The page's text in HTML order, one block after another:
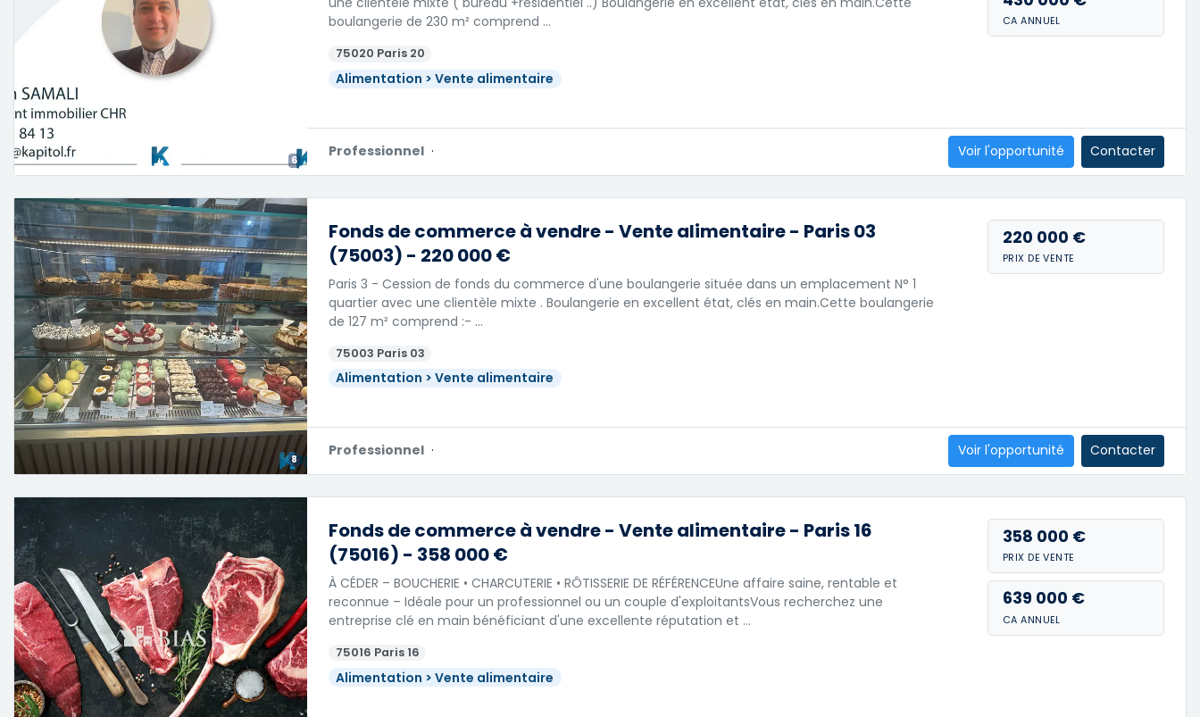
6
boulangerie de 230 m² comprend …
75020 Paris 20
Alimentation > Vente alimentaire
CA ANNUEL
Professionnel · Voir l'opportunité Contacter
8
Fonds de commerce à vendre - Vente alimentaire - Paris 03
(75003) - 220 000 €
Paris 3 - Cession de fonds du commerce d'une boulangerie située dans un emplacement N° 1
quartier avec une clientèle mixte . Boulangerie en excellent état, clés en main.Cette boulangerie
de 127 m² comprend :- …
75003 Paris 03
Alimentation > Vente alimentaire
220 000 €
PRIX DE VENTE
Professionnel · Voir l'opportunité Contacter
Fonds de commerce à vendre - Vente alimentaire - Paris 16
(75016) - 358 000 €
À CÉDER – BOUCHERIE • CHARCUTERIE • RÔTISSERIE DE RÉFÉRENCEUne affaire saine, rentable et
reconnue – Idéale pour un professionnel ou un couple d'exploitantsVous recherchez une
entreprise clé en main bénéficiant d'une excellente réputation et …
75016 Paris 16
Alimentation > Vente alimentaire
358 000 €
PRIX DE VENTE
639 000 €
CA ANNUEL